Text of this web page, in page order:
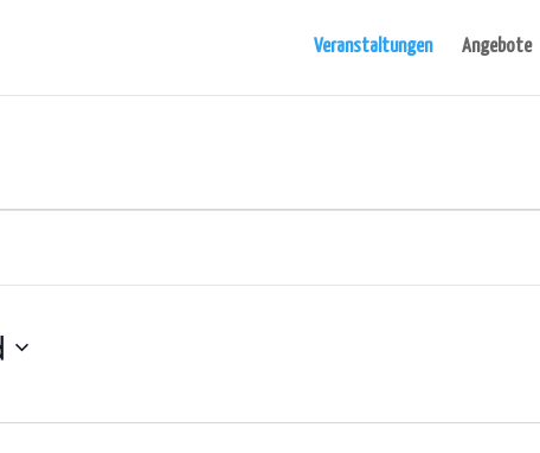
Veranstaltungen Angebote